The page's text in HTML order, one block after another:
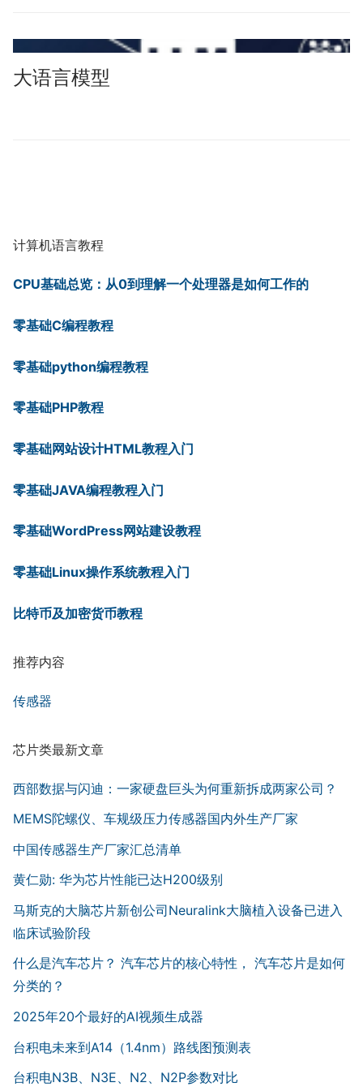
大语言模型
计算机语言教程
CPU基础总览：从0到理解一个处理器是如何工作的
零基础C编程教程
零基础python编程教程
零基础PHP教程
零基础网站设计HTML教程入门
零基础JAVA编程教程入门
零基础WordPress网站建设教程
零基础Linux操作系统教程入门
比特币及加密货币教程
推荐内容
传感器
芯片类最新文章
西部数据与闪迪：一家硬盘巨头为何重新拆成两家公司？
MEMS陀螺仪、车规级压力传感器国内外生产厂家
中国传感器生产厂家汇总清单
黄仁勋: 华为芯片性能已达H200级别
马斯克的大脑芯片新创公司Neuralink大脑植入设备已进入
临床试验阶段
什么是汽车芯片？ 汽车芯片的核心特性， 汽车芯片是如何
分类的？
2025年20个最好的AI视频生成器
台积电未来到A14（1.4nm）路线图预测表
台积电N3B、N3E、N2、N2P参数对比